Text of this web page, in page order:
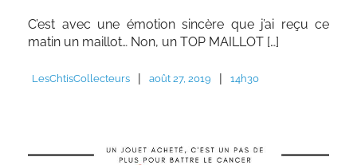
C’est avec une émotion sincère que j’ai reçu ce
matin un maillot… Non, un TOP MAILLOT […]
LesChtisCollecteurs | août 27, 2019 | 14h30